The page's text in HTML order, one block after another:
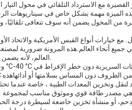
مع الاسترداد التلقائي في محول التيار
الميزة مهمة بشكل خاص في سيناريوهات
من المحول يضمن أنه سوف تتعافى
خيارات أنواع القبس الأمريكية والاتحاد
أنحاء العالم.هذه المرونة ضرورية
هي مصدر طاقة قوي وموثوق مناسب
أو منشأة تخزين خاضعة لسيطرة درجة